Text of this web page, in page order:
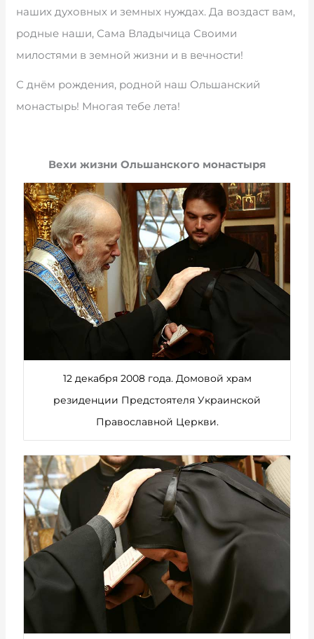
наших духовных и земных нуждах. Да воздаст вам,
родные наши, Сама Владычица Своими
милостями в земной жизни и в вечности!
С днём рождения, родной наш Ольшанский
монастырь! Многая тебе лета!
Вехи жизни Ольшанского монастыря
12 декабря 2008 года. Домовой храм
резиденции Предстоятеля Украинской
Православной Церкви.